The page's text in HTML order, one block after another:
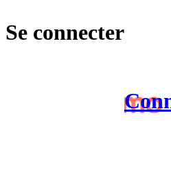
Se connecter